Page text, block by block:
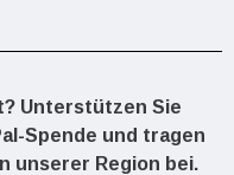
Unterstützen Sie
Spende und tragen
unserer Region bei.